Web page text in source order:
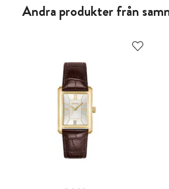
Andra produkter från